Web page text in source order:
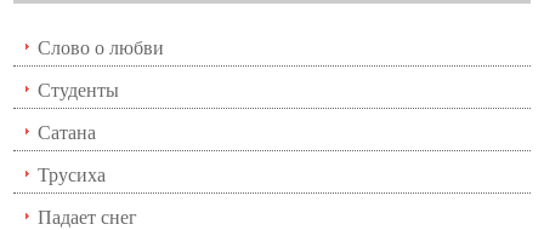
Слово о любви
Студенты
Сатана
Трусиха
Падает снег